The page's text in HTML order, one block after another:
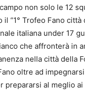
non solo le 12
“1° Trofeo Fano città
italiana under 17
che affronterà in
nella città della
oltre ad
prepararsi al meglio